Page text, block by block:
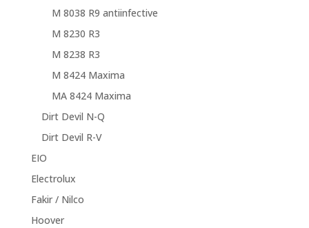
M 8038 R9 antiinfective
M 8230 R3
M 8238 R3
M 8424 Maxima
MA 8424 Maxima
Dirt Devil N-Q
Dirt Devil R-V
EIO
Electrolux
Fakir / Nilco
Hoover